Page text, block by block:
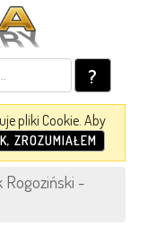
?
pliki Cookie. Aby
ZROZUMIAŁEM
Rogoziński -